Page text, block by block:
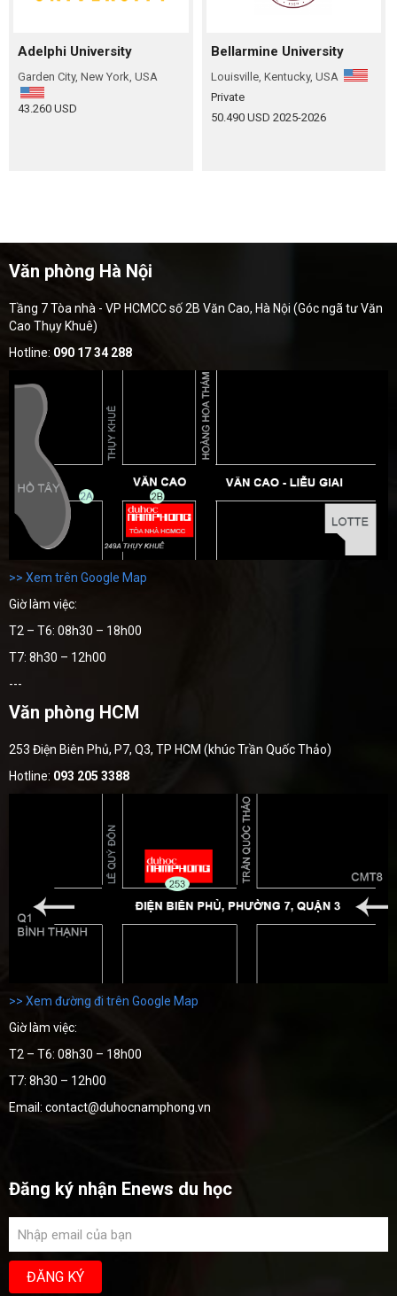
Adelphi University
Garden City, New York, USA
43.260 USD
Bellarmine University
Louisville, Kentucky, USA
Private
50.490 USD 2025-2026
Văn phòng Hà Nội
Tầng 7 Tòa nhà - VP HCMCC số 2B Văn Cao, Hà Nội (Góc ngã tư Văn
Cao Thụy Khuê)
Hotline: 090 17 34 288
>> Xem trên Google Map
Giờ làm việc:
T2 – T6: 08h30 – 18h00
T7: 8h30 – 12h00
---
Văn phòng HCM
253 Điện Biên Phủ, P7, Q3, TP HCM (khúc Trần Quốc Thảo)
Hotline: 093 205 3388
>> Xem đường đi trên Google Map
Giờ làm việc:
T2 – T6: 08h30 – 18h00
T7: 8h30 – 12h00
Email: contact@duhocnamphong.vn
Đăng ký nhận Enews du học